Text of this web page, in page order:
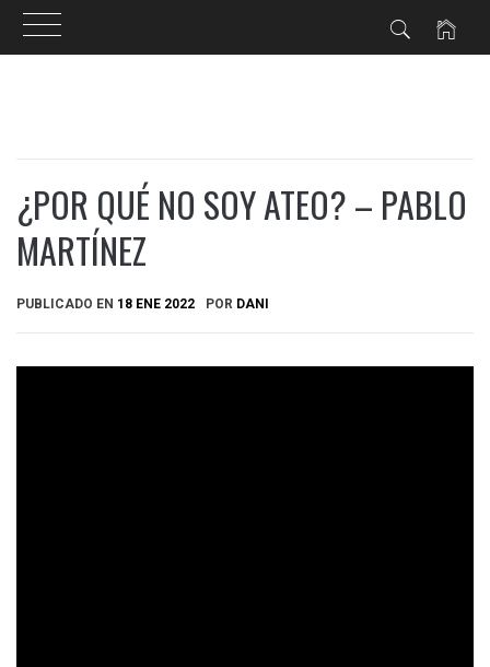
¿POR QUÉ NO SOY ATEO? – PABLO
MARTÍNEZ
PUBLICADO EN 18 ENE 2022 POR DANI